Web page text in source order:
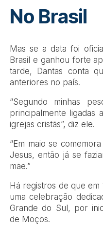
No Brasil
Mas se a data foi
Brasil e ganhou forte
tarde, Dantas conta
anteriores no país.
“Segundo minhas
principalmente ligadas
igrejas cristãs”, diz ele.
“Em maio se
Jesus, então já se
mãe.”
Há registros de que em
uma celebração
Grande do Sul, por
de Moços.